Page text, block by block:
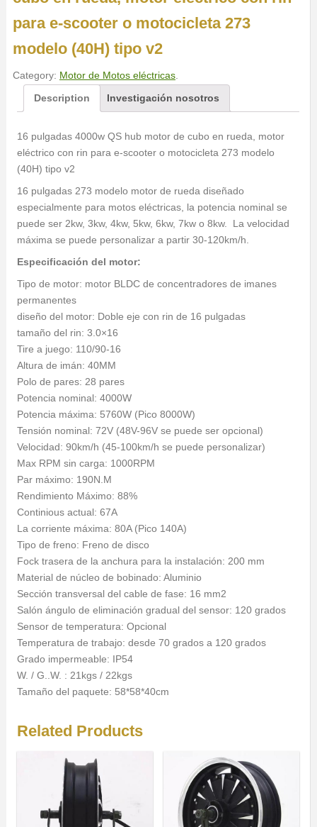
para e-scooter o motocicleta 273
modelo (40H) tipo v2
Category: Motor de Motos eléctricas.
Description
Investigación nosotros
16 pulgadas 4000w QS hub motor de cubo en rueda, motor
eléctrico con rin para e-scooter o motocicleta 273 modelo
(40H) tipo v2
16 pulgadas 273 modelo motor de rueda diseñado
especialmente para motos eléctricas, la potencia nominal se
puede ser 2kw, 3kw, 4kw, 5kw, 6kw, 7kw o 8kw. La velocidad
máxima se puede personalizar a partir 30-120km/h.
Especificación del motor:
Tipo de motor: motor BLDC de concentradores de imanes
permanentes
diseño del motor: Doble eje con rin de 16 pulgadas
tamaño del rin: 3.0×16
Tire a juego: 110/90-16
Altura de imán: 40MM
Polo de pares: 28 pares
Potencia nominal: 4000W
Potencia máxima: 5760W (Pico 8000W)
Tensión nominal: 72V (48V-96V se puede ser opcional)
Velocidad: 90km/h (45-100km/h se puede personalizar)
Max RPM sin carga: 1000RPM
Par máximo: 190N.M
Rendimiento Máximo: 88%
Continious actual: 67A
La corriente máxima: 80A (Pico 140A)
Tipo de freno: Freno de disco
Fock trasera de la anchura para la instalación: 200 mm
Material de núcleo de bobinado: Aluminio
Sección transversal del cable de fase: 16 mm2
Salón ángulo de eliminación gradual del sensor: 120 grados
Sensor de temperatura: Opcional
Temperatura de trabajo: desde 70 grados a 120 grados
Grado impermeable: IP54
W. / G..W. : 21kgs / 22kgs
Tamaño del paquete: 58*58*40cm
Related Products